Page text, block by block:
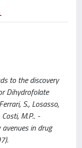
to the discovery
Dihydrofolate
S., Losasso,
M.P.. -
in drug